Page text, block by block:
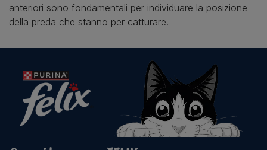
anteriori sono fondamentali per individuare la posizione
della preda che stanno per catturare.